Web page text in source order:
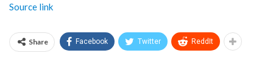
Source link
Share Facebook Twitter ReddIt